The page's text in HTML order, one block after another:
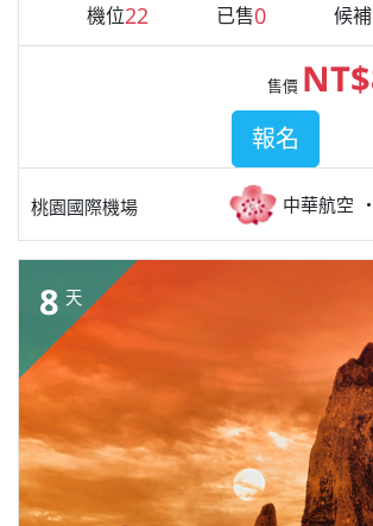
機位22 已售0 候補
桃園國際機場 中華航空
售價
報名
8 天